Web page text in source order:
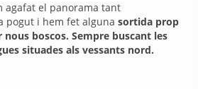
agafat el panorama tant
pogut i hem fet alguna sortida prop
nous boscos. Sempre buscant les
situades als vessants nord.